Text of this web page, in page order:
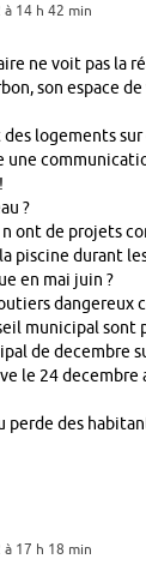
14 h 42 min
ne voit pas la
son espace
logements sur
?
ont de projets
piscine durant
en mai juin ?
dangereux
municipal
de decembre
le 24 decembre
perde des
17 h 18 min